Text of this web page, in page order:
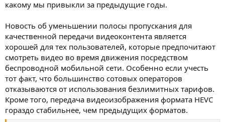
какому мы привыкли за предыдущие годы.
Новость об уменьшении полосы пропускания для
качественной передачи видеоконтента является
хорошей для тех пользователей, которые предпочитают
смотреть видео во время движения посредством
беспроводной мобильной сети. Особенно если учесть
тот факт, что большинство сотовых операторов
отказываются от использования безлимитных тарифов.
Кроме того, передача видеоизображения формата HEVC
гораздо стабильнее, чем предыдущих форматов.